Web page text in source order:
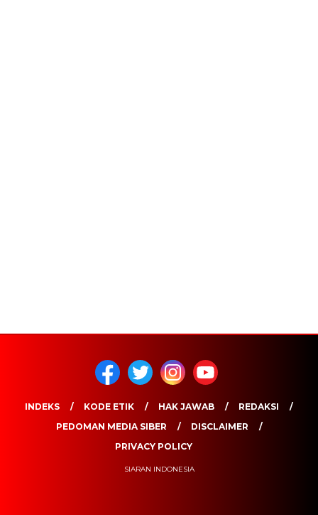
INDEKS KODE ETIK HAK JAWAB
REDAKSI
PEDOMAN MEDIA SIBER
DISCLAIMER
PRIVACY POLICY
SIARAN INDONESIA